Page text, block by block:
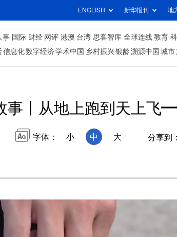
ENGLISH 新华报刊 地
事 国际 财经 网评 港澳 台湾 思客智库 全球连线 教育
信息化数字经济学术中国 乡村振兴银龄溯源中国 城市
事丨从地上跑到天上
字体： 小 中 大 分享到：